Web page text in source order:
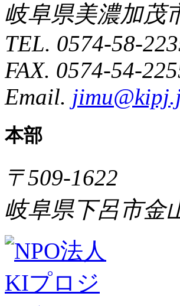
岐阜県美濃加茂
TEL. 0574-58-
FAX. 0574-54-
Email.
本部
〒509-1622
岐阜県下呂市金